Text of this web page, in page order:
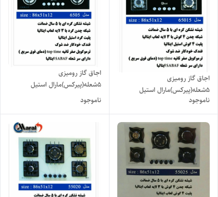
اجاق گاز رومیزی
۵شعله(پیرکس)مارال استیل
مدل۶۵۰۳۰
ناموجود
اجاق گاز رومیزی
۵شعله(پیرکس)مارال استیل
مدل۶۵۰۱۰
ناموجود